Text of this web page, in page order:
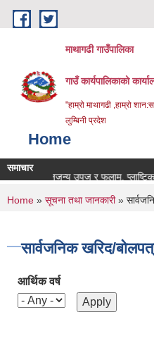
Skip to main content
माथागढी गाउँपालिका
गाउँ कार्यपालिकाको
"हाम्रो माथागढी ,हाम्रो
लुम्बिनी प्रदेश
Home
समाचार
वनजन्य उपज र फलाम, प्लाष्टिक
You are here
Home » सूचना तथा जानकारी»
सार्वजनिक खरिद/
आर्थिक वर्ष